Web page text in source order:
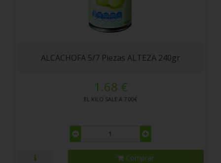
ALCACHOFA 5/7 Piezas ALTEZA 240gr
1.68 €
EL KILO SALE A 7.00€
Comprar